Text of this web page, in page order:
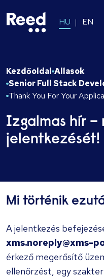
HU EN
Kezdőoldal Allasok
Senior Full Stack
Thank You For Your
Izgalmas hír –
jelentkezését!
Mi történik
A jelentkezés
xms.noreply@xms-
érkező megerősítő
ellenőrzést, egy